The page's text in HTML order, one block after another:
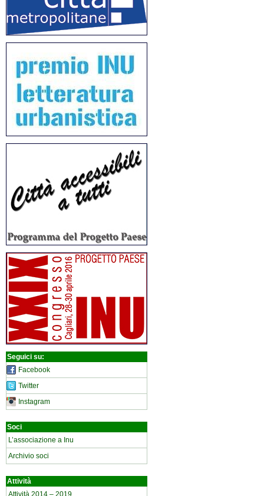
Seguici su:
Facebook
Twitter
Instagram
Soci
L’associazione a Inu
Archivio soci
Attività
Attività 2014 – 2019